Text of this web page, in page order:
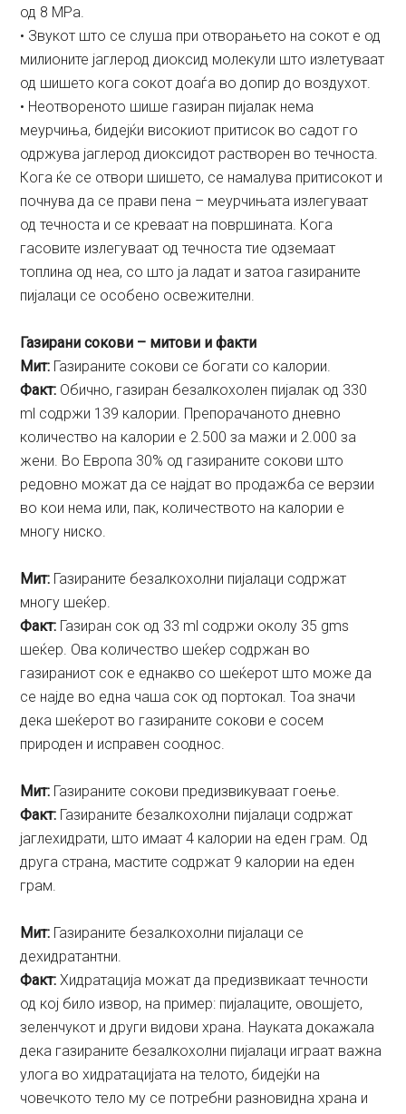
од 8 MPa.
• Звукот што се слуша при отворањето на сокот е од
милионите јаглерод диоксид молекули што излетуваат
од шишето кога сокот доаѓа во допир до воздухот.
• Неотвореното шише газиран пијалак нема
меурчиња, бидејќи високиот притисок во садот го
одржува јаглерод диоксидот растворен во течноста.
Кога ќе се отвори шишето, се намалува притисокот и
почнува да се прави пена – меурчињата излегуваат
од течноста и се креваат на површината. Кога
гасовите излегуваат од течноста тие одземаат
топлина од неа, со што ја ладат и затоа газираните
пијалаци се особено освежителни.
Газирани сокови – митови и факти
Мит: Газираните сокови се богати со калории.
Факт: Обично, газиран безалкохолен пијалак од 330
ml содржи 139 калории. Препорачаното дневно
количество на калории е 2.500 за мажи и 2.000 за
жени. Во Европа 30% од газираните сокови што
редовно можат да се најдат во продажба се верзии
во кои нема или, пак, количеството на калории е
многу ниско.
Мит: Газираните безалкохолни пијалаци содржат
многу шеќер.
Факт: Газиран сок од 33 ml содржи околу 35 gms
шеќер. Ова количество шеќер содржан во
газираниот сок е еднакво со шеќерот што може да
се најде во една чаша сок од портокал. Тоа значи
дека шеќерот во газираните сокови е сосем
природен и исправен сооднос.
Мит: Газираните сокови предизвикуваат гоење.
Факт: Газираните безалкохолни пијалаци содржат
јаглехидрати, што имаат 4 калории на еден грам. Од
друга страна, мастите содржат 9 калории на еден
грам.
Мит: Газираните безалкохолни пијалаци се
дехидратантни.
Факт: Хидратација можат да предизвикаат течности
од кој било извор, на пример: пијалаците, овошјето,
зеленчукот и други видови храна. Науката докажала
дека газираните безалкохолни пијалаци играат важна
улога во хидратацијата на телото, бидејќи на
човечкото тело му се потребни разновидна храна и